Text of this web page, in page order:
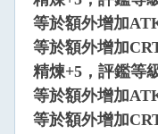
等於額外增加
等於額外增加
精煉+5，評鑑等
等於額外增加
等於額外增加